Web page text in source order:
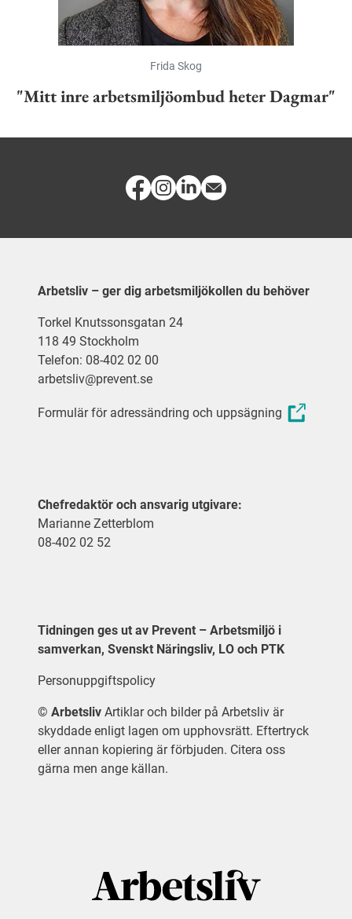
Frida Skog
"Mitt inre arbetsmiljöombud heter Dagmar"
Arbetsliv – ger dig arbetsmiljökollen du behöver
Torkel Knutssonsgatan 24
118 49 Stockholm
Telefon: 08-402 02 00
arbetsliv@prevent.se
Formulär för adressändring och uppsägning
Chefredaktör och ansvarig utgivare:
Marianne Zetterblom
08-402 02 52
Tidningen ges ut av Prevent – Arbetsmiljö i
samverkan, Svenskt Näringsliv, LO och PTK
Personuppgiftspolicy
© Arbetsliv Artiklar och bilder på Arbetsliv är
skyddade enligt lagen om upphovsrätt. Eftertryck
eller annan kopiering är förbjuden. Citera oss
gärna men ange källan.